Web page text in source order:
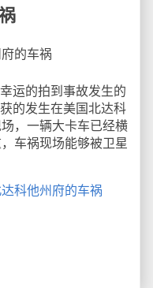
的拍到事故发生的
的发生在美国北达科
，一辆大卡车已经横
车祸现场能够被卫星
科他州府的车祸